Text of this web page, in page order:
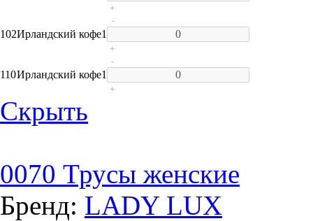
+
102Ирландский кофе1
-
+
110Ирландский кофе1
-
+
Скрыть
0070 Трусы женские
Бренд: LADY LUX